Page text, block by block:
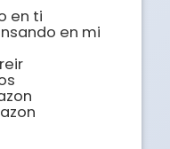
en ti
en mi